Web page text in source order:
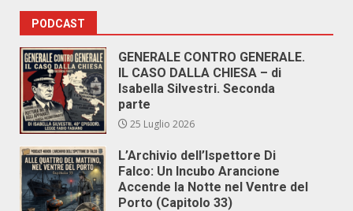
PODCAST
GENERALE CONTRO GENERALE.
IL CASO DALLA CHIESA – di
Isabella Silvestri. Seconda
parte
25 Luglio 2026
L’Archivio dell’Ispettore Di
Falco: Un Incubo Arancione
Accende la Notte nel Ventre del
Porto (Capitolo 33)